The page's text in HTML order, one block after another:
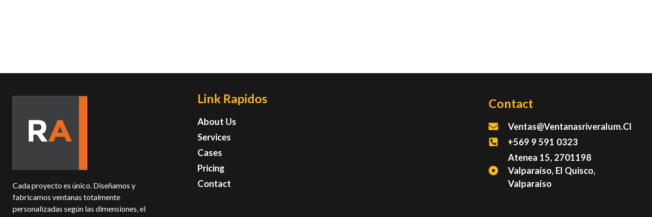
Cada proyecto es único. Diseñamos y
fabricamos ventanas totalmente
personalizadas según las dimensiones, el
Link Rapidos
About Us
Services
Cases
Pricing
Contact
Contact
Ventas@ventanasriveralum.cl
+569 9 591 0323
Atenea 15, 2701198
Valparaíso, El Quisco,
Valparaíso